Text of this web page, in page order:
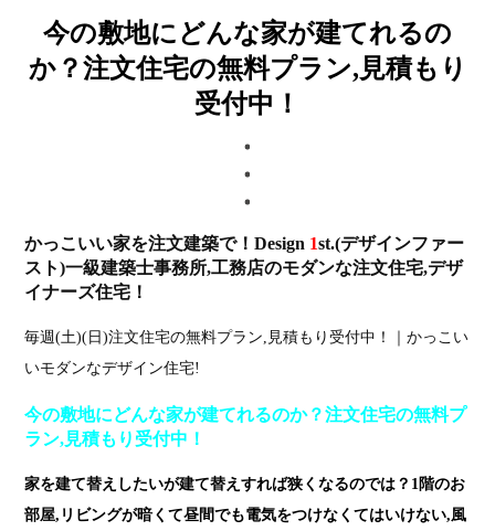
今の敷地にどんな家が建てれるの
か？注文住宅の無料プラン,見積もり
受付中！
かっこいい家を注文建築で！Design 1st.(デザインファー
スト)一級建築士事務所,工務店のモダンな注文住宅,デザ
イナーズ住宅！
毎週(土)(日)注文住宅の無料プラン,見積もり受付中！｜かっこい
いモダンなデザイン住宅!
今の敷地にどんな家が建てれるのか？注文住宅の無料プ
ラン,見積もり受付中！
家を建て替えしたいが建て替えすれば狭くなるのでは？1階のお
部屋,リビングが暗くて昼間でも電気をつけなくてはいけない,風